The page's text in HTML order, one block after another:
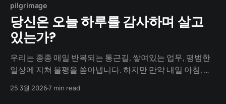
pilgrimage
당신은 오늘 하루를 감사하며 살고
있는가?
우리는 종종 매일 반복되는 통근길, 쌓여있는 업무, 평범한
일상에 지쳐 불평을 쏟아냅니다. 하지만 만약 내일 아침, 당
숨에 증발해 버린다면 어떨까요? 이 글은 인간이 경험할 수
25 3월 20267 min read